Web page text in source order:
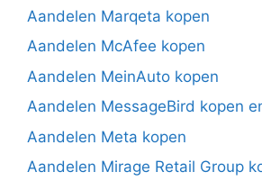
Aandelen Marqeta kopen
Aandelen McAfee kopen
Aandelen MeinAuto kopen
Aandelen MessageBird kopen
Aandelen Meta kopen
Aandelen Mirage Retail Group